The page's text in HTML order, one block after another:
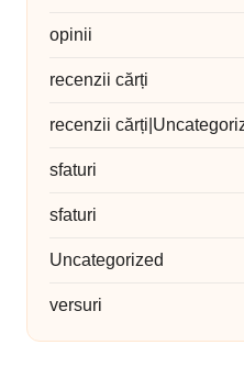
opinii
recenzii cărți
recenzii
sfaturi
sfaturi
Uncategorized
versuri